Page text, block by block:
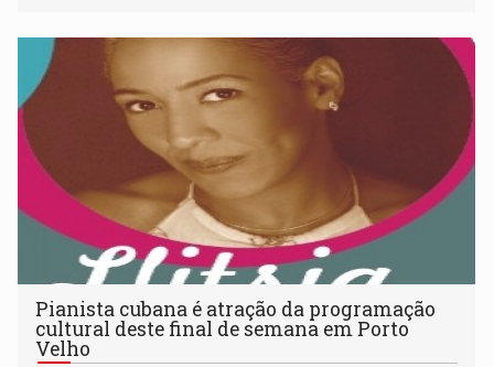
Pianista cubana é atração da programação
cultural deste final de semana em Porto
Velho